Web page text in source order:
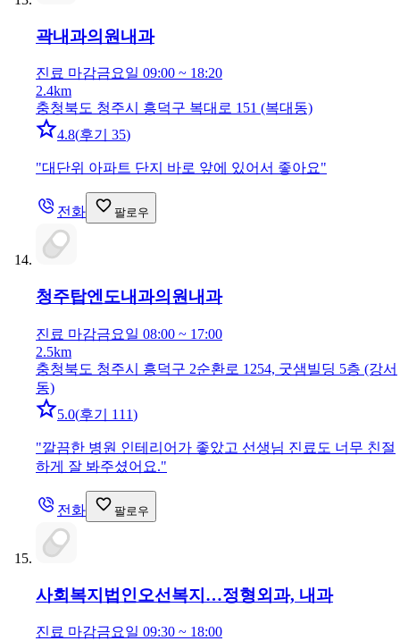
곽내과의원 내과
진료 마감금요일 09:00 ~ 18:20
2.4km
충청북도 청주시 흥덕구 복대로 151 (복대동)
4.8(후기 35)
"대단위 아파트 단지 바로 앞에 있어서 좋아요"
전화 팔로우
청주탑엔도내과의원 내과
진료 마감금요일 08:00 ~ 17:00
2.5km
충청북도 청주시 흥덕구 2순환로 1254, 굿샘빌딩 5층 (강서
동)
5.0(후기 111)
"깔끔한 병원 인테리어가 좋았고 선생님 진료도 너무 친절
하게 잘 봐주셨어요."
전화 팔로우
사회복지법인오선복지…정형외과, 내과
진료 마감금요일 09:30 ~ 18:00